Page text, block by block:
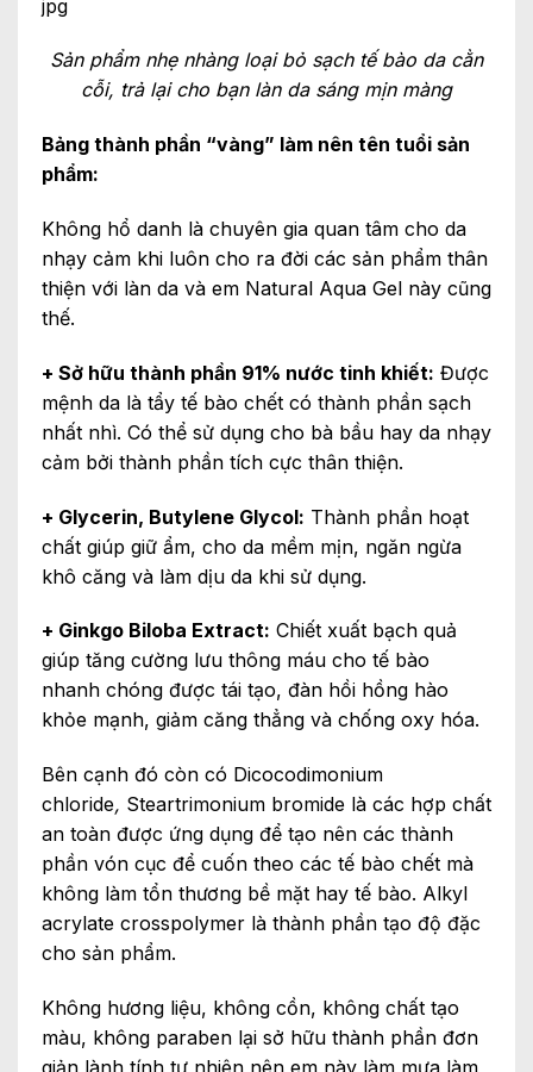
Sản phẩm nhẹ nhàng loại bỏ sạch tế bào da cằn
cỗi, trả lại cho bạn làn da sáng mịn màng
Bảng thành phần “vàng” làm nên tên tuổi sản
phẩm:
Không hổ danh là chuyên gia quan tâm cho da
nhạy cảm khi luôn cho ra đời các sản phẩm thân
thiện với làn da và em Natural Aqua Gel này cũng
thế.
+ Sở hữu thành phần 91% nước tinh khiết: Được
mệnh da là tẩy tế bào chết có thành phần sạch
nhất nhì. Có thể sử dụng cho bà bầu hay da nhạy
cảm bởi thành phần tích cực thân thiện.
+ Glycerin, Butylene Glycol: Thành phần hoạt
chất giúp giữ ẩm, cho da mềm mịn, ngăn ngừa
khô căng và làm dịu da khi sử dụng.
+ Ginkgo Biloba Extract: Chiết xuất bạch quả
giúp tăng cường lưu thông máu cho tế bào
nhanh chóng được tái tạo, đàn hồi hồng hào
khỏe mạnh, giảm căng thẳng và chống oxy hóa.
Bên cạnh đó còn có Dicocodimonium
chloride, Steartrimonium bromide là các hợp chất
an toàn được ứng dụng để tạo nên các thành
phần vón cục để cuốn theo các tế bào chết mà
không làm tổn thương bề mặt hay tế bào. Alkyl
acrylate crosspolymer là thành phần tạo độ đặc
cho sản phẩm.
Không hương liệu, không cồn, không chất tạo
màu, không paraben lại sở hữu thành phần đơn